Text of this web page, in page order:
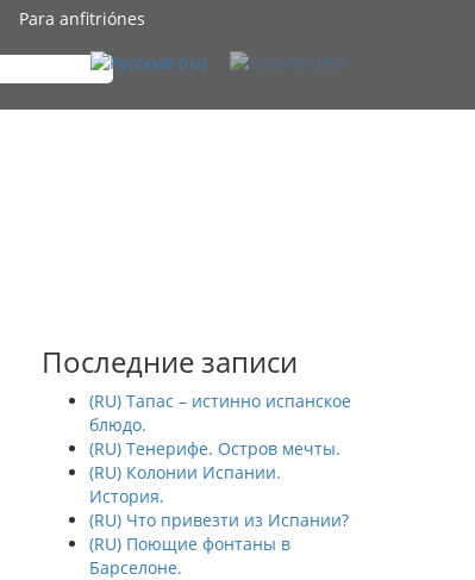
Para anfitriónes
Последние записи
(RU) Тапас – истинно испанское
блюдо.
(RU) Тенерифе. Остров мечты.
(RU) Колонии Испании.
История.
(RU) Что привезти из Испании?
(RU) Поющие фонтаны в
Барселоне.